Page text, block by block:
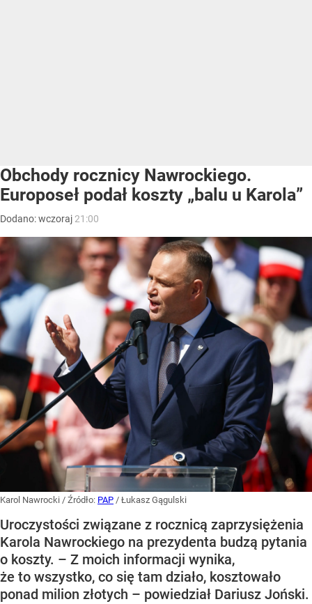
Obchody rocznicy Nawrockiego.
Europoseł podał koszty „balu u Karola”
Dodano:wczoraj 21:00
Karol Nawrocki / Źródło: PAP / Łukasz Gągulski
Uroczystości związane z rocznicą zaprzysiężenia
Karola Nawrockiego na prezydenta budzą pytania
o koszty. – Z moich informacji wynika,
że to wszystko, co się tam działo, kosztowało
ponad milion złotych – powiedział Dariusz Joński.